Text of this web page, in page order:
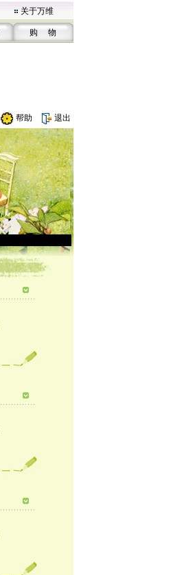
关于万维
购 物
帮助 退出